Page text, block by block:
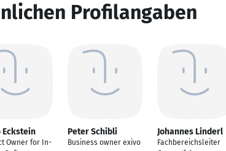
Profilangaben
Eckstein
Owner for In-
Peter Schibli
Business owner exivo
Johannes Linderl
Fachbereichsleiter